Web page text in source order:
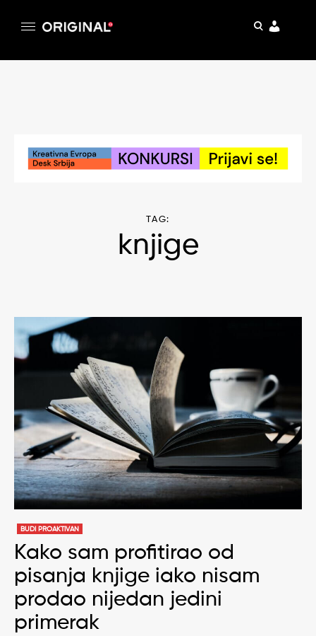
pretraga
TAG:
knjige
BUDI PROAKTIVAN
Kako sam profitirao od
pisanja knjige iako nisam
prodao nijedan jedini
primerak